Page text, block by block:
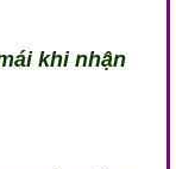
khi nhận